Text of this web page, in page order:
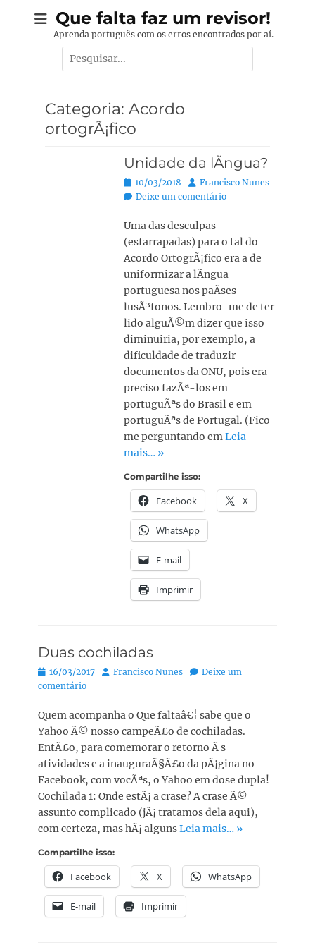
Que falta faz um revisor!
Aprenda português com os erros encontrados por aí.
Pesquisar
por:
Categoria: Acordo
ortogrÃ¡fico
Unidade da lÃ­ngua?
Posted
on
10/03/2018 Autor:
Francisco Nunes
Deixe um comentário
Uma das desculpas
(esfarrapadas) para o tal do
Acordo OrtogrÃ¡fico era a de
uniformizar a lÃ­ngua
portuguesa nos paÃ­ses
lusÃ³fonos. Lembro-me de ter
lido alguÃ©m dizer que isso
diminuiria, por exemplo, a
dificuldade de traduzir
documentos da ONU, pois era
preciso fazÃª-los em
portuguÃªs do Brasil e em
portuguÃªs de Portugal. (Fico
me perguntando emLeia
mais… »
Compartilhe isso:
Facebook X
WhatsApp
E-mail
Imprimir
Duas cochiladas
Posted
on
16/03/2017 Autor:
Francisco Nunes
Deixe um
comentário
Quem acompanha o Que faltaâ€¦ sabe que o
Yahoo Ã© nosso campeÃ£o de cochiladas.
EntÃ£o, para comemorar o retorno Ã s
atividades e a inauguraÃ§Ã£o da pÃ¡gina no
Facebook, com vocÃªs, o Yahoo em dose dupla!
Cochilada 1: Onde estÃ¡ a crase? A crase Ã©
assunto complicado (jÃ¡ tratamos dela aqui),
com certeza, mas hÃ¡ algunsLeia mais… »
Compartilhe isso:
Facebook X WhatsApp
E-mail Imprimir